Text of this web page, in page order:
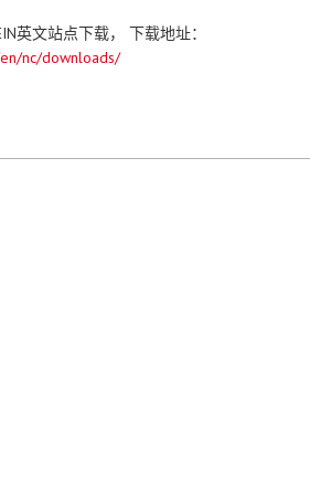
英文站点下载， 下载地址：
nc/downloads/